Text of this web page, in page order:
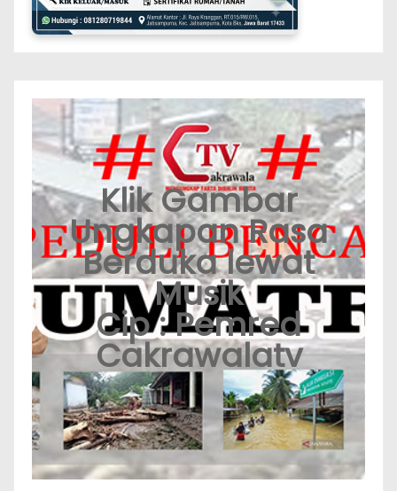
Klik Gambar
Ungkapan Rasa
Berduka lewat
Musik
Cip : Pemred
Cakrawalatv